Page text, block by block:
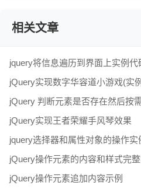
相关文章
jquery将信息遍历到界面上实例代
jQuery实现数字华容道小游戏(实
jQuery 判断元素是否存在然后按
jQuery实现王者荣耀手风琴效果
jquery选择器和属性对象的操作实
jQuery操作元素的内容和样式完
jQuery操作元素追加内容示例